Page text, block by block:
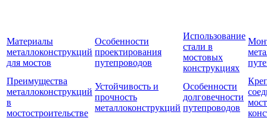
Материалы
металлоконструкций
для мостов
Особенности
проектирования
путепроводов
Использование
стали в
мостовых
конструкциях
Преимущества
металлоконструкций
в
мостостроительстве
Устойчивость и
прочность
металлоконструкций
Особенности
долговечности
путепроводов